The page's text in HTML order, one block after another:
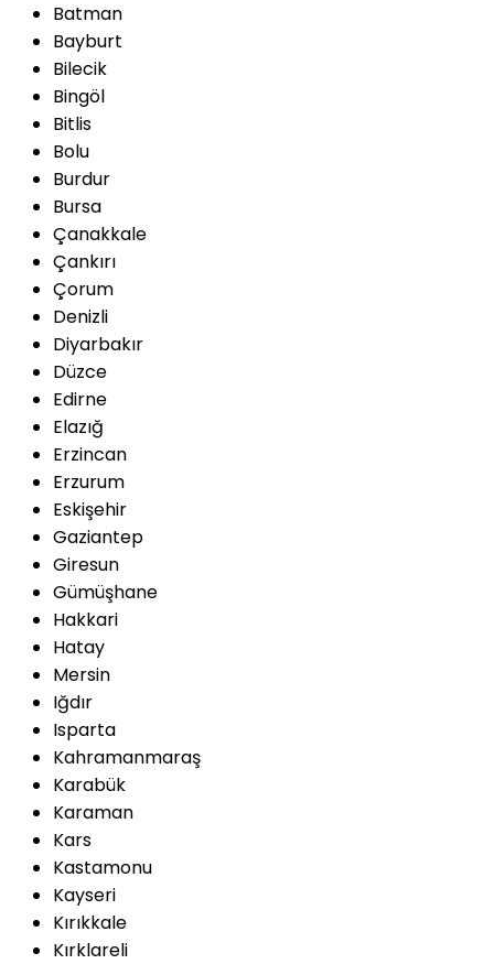
Batman
Bayburt
Bilecik
Bingöl
Bitlis
Bolu
Burdur
Bursa
Çanakkale
Çankırı
Çorum
Denizli
Diyarbakır
Düzce
Edirne
Elazığ
Erzincan
Erzurum
Eskişehir
Gaziantep
Giresun
Gümüşhane
Hakkari
Hatay
Mersin
Iğdır
Isparta
Kahramanmaraş
Karabük
Karaman
Kars
Kastamonu
Kayseri
Kırıkkale
Kırklareli